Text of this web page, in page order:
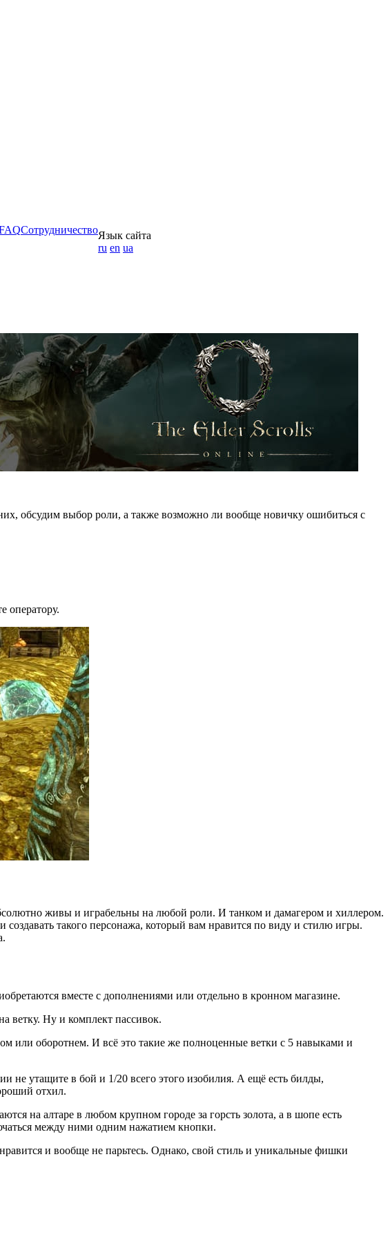
СотрудничествоЯзык сайта
ru en ua
обсудим выбор роли, а также возможно ли вообще новичку ошибиться с
оператору.
живы и играбельны на любой роли. И танком и дамагером и хиллером.
такого персонажа, который вам нравится по виду и стилю игры.
вместе с дополнениями или отдельно в кронном магазине.
ветку. Ну и комплект пассивок.
или оборотнем. И всё это такие же полноценные ветки с 5 навыками и
не утащите в бой и 1/20 всего этого изобилия. А ещё есть билды,
отхил.
на алтаре в любом крупном городе за горсть золота, а в шопе есть
между ними одним нажатием кнопки.
и вообще не парьтесь. Однако, свой стиль и уникальные фишки